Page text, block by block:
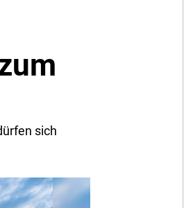
sich